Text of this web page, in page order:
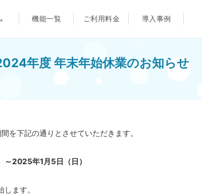
機能一覧 ご利用料金 導入事例
年度 年末年始休業のお知らせ
を下記の通りとさせていただきます。
2025年1月5日（日）
ます。